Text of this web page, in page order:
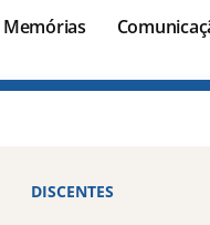
Memórias
DISCENTES